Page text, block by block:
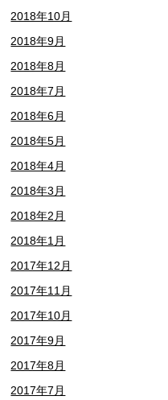
2018年10月
2018年9月
2018年8月
2018年7月
2018年6月
2018年5月
2018年4月
2018年3月
2018年2月
2018年1月
2017年12月
2017年11月
2017年10月
2017年9月
2017年8月
2017年7月